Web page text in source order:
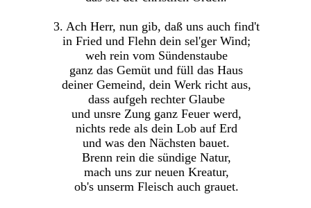
3. Ach Herr, nun gib, daß uns auch find't
in Fried und Flehn dein sel'ger Wind;
weh rein vom Sündenstaube
ganz das Gemüt und füll das Haus
deiner Gemeind, dein Werk richt aus,
dass aufgeh rechter Glaube
und unsre Zung ganz Feuer werd,
nichts rede als dein Lob auf Erd
und was den Nächsten bauet.
Brenn rein die sündige Natur,
mach uns zur neuen Kreatur,
ob's unserm Fleisch auch grauet.